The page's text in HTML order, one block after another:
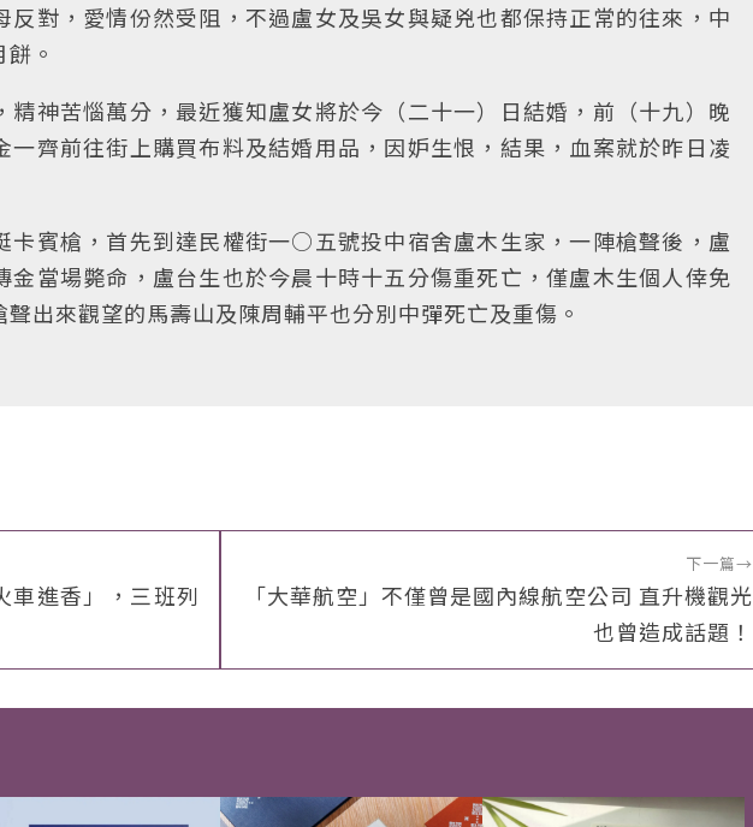
反對，愛情份然受阻，不過盧女及吳女與疑兇也都保持正常的往來，中
。
精神苦惱萬分，最近獲知盧女將於今（二十一）日結婚，前（十九）晚
一齊前往街上購買布料及結婚用品，因妒生恨，結果，血案就於昨日凌
卡賓槍，首先到達民權街一○五號投中宿舍盧木生家，一陣槍聲後，盧
金當場斃命，盧台生也於今晨十時十五分傷重死亡，僅盧木生個人倖免
出來觀望的馬壽山及陳周輔平也分別中彈死亡及重傷。
車進香」，三班列
下一篇→
「大華航空」不僅曾是國內線航空公司 直升機觀光
也曾造成話題！